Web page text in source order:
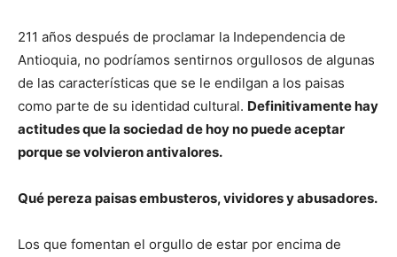
211 años después de proclamar la Independencia de
Antioquia, no podríamos sentirnos orgullosos de algunas
de las características que se le endilgan a los paisas
como parte de su identidad cultural. Definitivamente hay
actitudes que la sociedad de hoy no puede aceptar
porque se volvieron antivalores.
Qué pereza paisas embusteros, vividores y abusadores.
Los que fomentan el orgullo de estar por encima de